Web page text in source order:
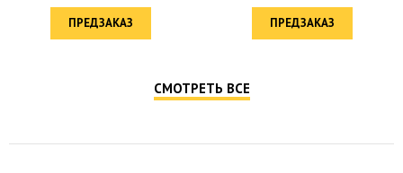
ПРЕДЗАКАЗ ПРЕДЗАКАЗ
СМОТРЕТЬ ВСЕ